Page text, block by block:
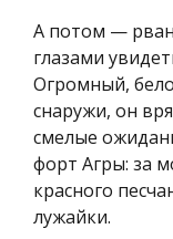
А потом —
глазами
Огромный,
снаружи, он
смелые
форт Агры: за
красного
лужайки.